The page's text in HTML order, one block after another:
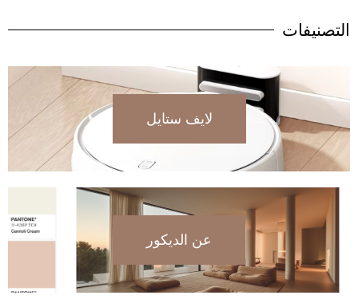
التصنيفات
لايف ستايل
عن الديكور